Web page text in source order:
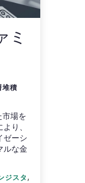
ミ
堆積
市場を
り、
ゼーシ
ルな金
ジスタ ,